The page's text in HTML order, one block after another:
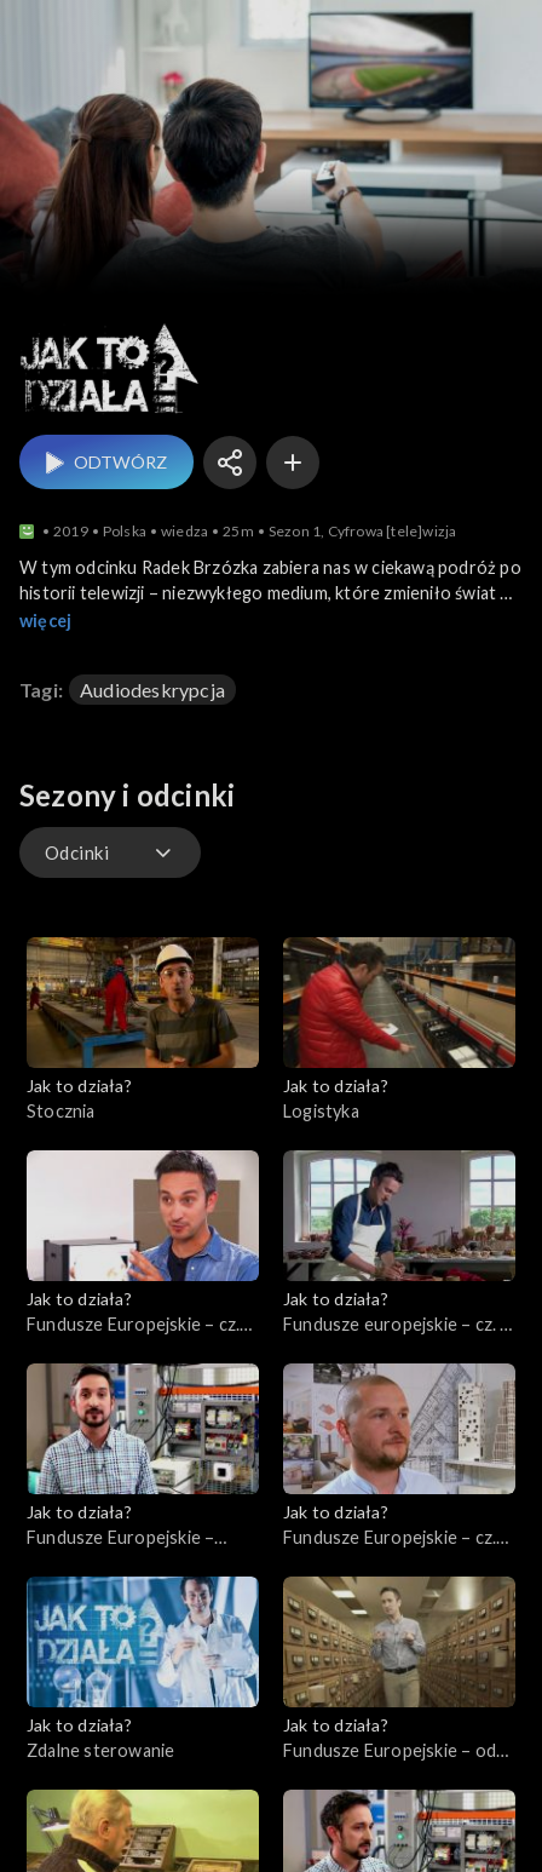
Jak to działa?
ODTWÓRZ
2019 Polska wiedza 25m Sezon 1, Cyfrowa [tele]wizja
W tym odcinku Radek Brzózka zabiera nas w ciekawą podróż po
historii telewizji – niezwykłego medium, które zmieniło świat w
podobny sposób, jak dziś rzeczywistość zmienia internet. Nasza
a zatem powstanie telewizji było nieuniknione. W programie
odpowiedzi m.in. na pytania jak działa telewizja i skąd bierze się
więcej
Tagi: Audiodeskrypcja
Sezony i odcinki
Odcinki
Odcinki
Jak to działa?
Stocznia
Jak to działa?
Logistyka
Jak to działa?
Fundusze Europejskie – cz.
Jak to działa?
Fundusze europejskie – cz. 5,
Jak to działa?
Fundusze Europejskie –
Jak to działa?
Fundusze Europejskie – cz.
Jak to działa?
Zdalne sterowanie
Jak to działa?
Fundusze Europejskie – odc.